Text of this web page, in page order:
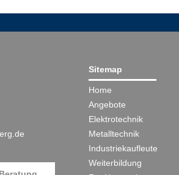
Sitemap
Home
Angebote
Elektrotechnik
Metalltechnik
Industriekaufleute
Weiterbildung